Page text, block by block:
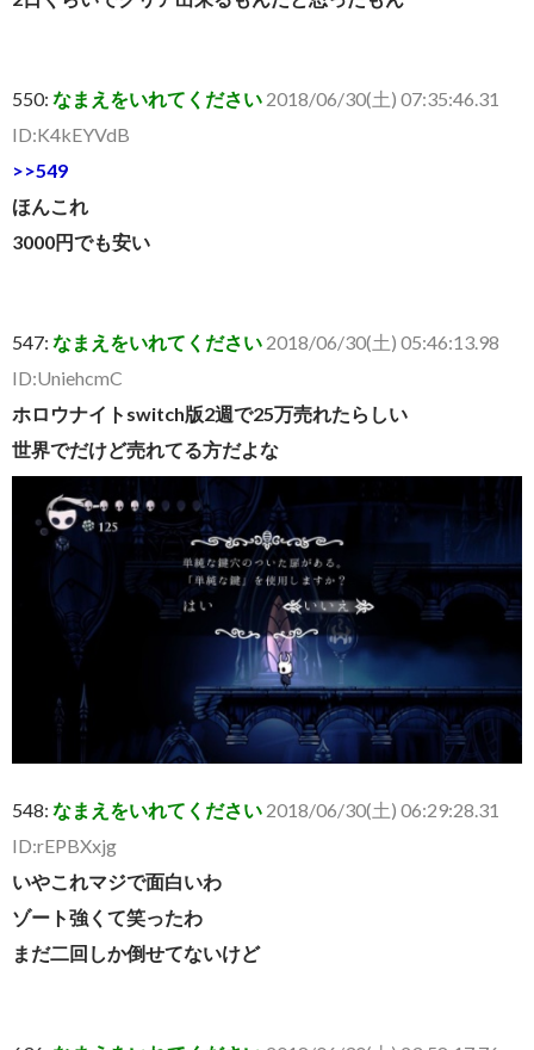
550: なまえをいれてください 2018/06/30(土) 07:35:46.31
ID:K4kEYVdB
>>549
ほんこれ
3000円でも安い
547: なまえをいれてください 2018/06/30(土) 05:46:13.98
ID:UniehcmC
ホロウナイトswitch版2週で25万売れたらしい
世界でだけど売れてる方だよな
548: なまえをいれてください 2018/06/30(土) 06:29:28.31
ID:rEPBXxjg
いやこれマジで面白いわ
ゾート強くて笑ったわ
まだ二回しか倒せてないけど